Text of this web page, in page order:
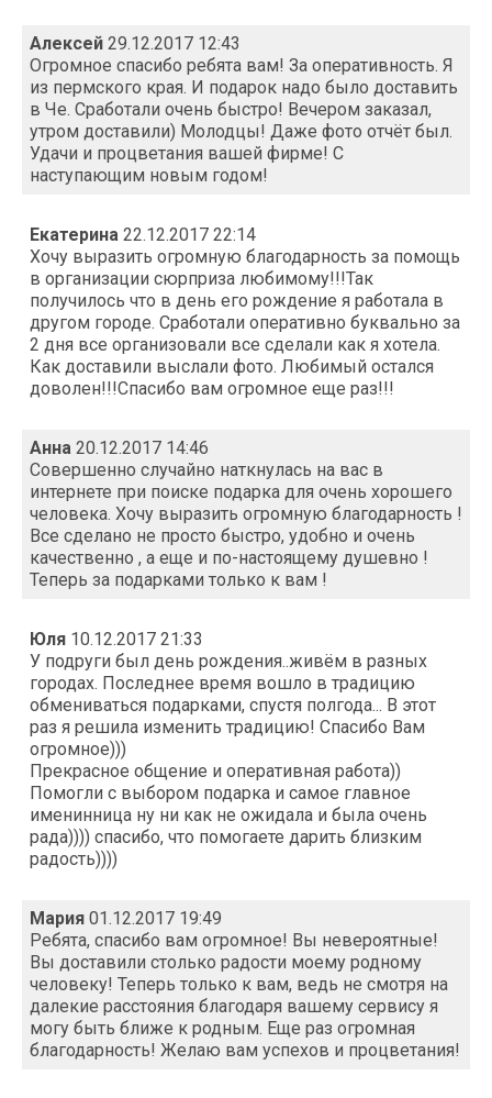
Алексей 29.12.2017 12:43
Огромное спасибо ребята вам! За оперативность. Я
из пермского края. И подарок надо было доставить
в Че. Сработали очень быстро! Вечером заказал,
утром доставили) Молодцы! Даже фото отчёт был.
Удачи и процветания вашей фирме! С
наступающим новым годом!
Екатерина 22.12.2017 22:14
Хочу выразить огромную благодарность за помощь
в организации сюрприза любимому!!!Так
получилось что в день его рождение я работала в
другом городе. Сработали оперативно буквально за
2 дня все организовали все сделали как я хотела.
Как доставили выслали фото. Любимый остался
доволен!!!Спасибо вам огромное еще раз!!!
Анна 20.12.2017 14:46
Совершенно случайно наткнулась на вас в
интернете при поиске подарка для очень хорошего
человека. Хочу выразить огромную благодарность !
Все сделано не просто быстро, удобно и очень
качественно , а еще и по-настоящему душевно !
Теперь за подарками только к вам !
Юля 10.12.2017 21:33
У подруги был день рождения..живём в разных
городах. Последнее время вошло в традицию
обмениваться подарками, спустя полгода... В этот
раз я решила изменить традицию! Спасибо Вам
огромное)))
Прекрасное общение и оперативная работа))
Помогли с выбором подарка и самое главное
именинница ну ни как не ожидала и была очень
рада)))) спасибо, что помогаете дарить близким
радость))))
Мария 01.12.2017 19:49
Ребята, спасибо вам огромное! Вы невероятные!
Вы доставили столько радости моему родному
человеку! Теперь только к вам, ведь не смотря на
далекие расстояния благодаря вашему сервису я
могу быть ближе к родным. Еще раз огромная
благодарность! Желаю вам успехов и процветания!